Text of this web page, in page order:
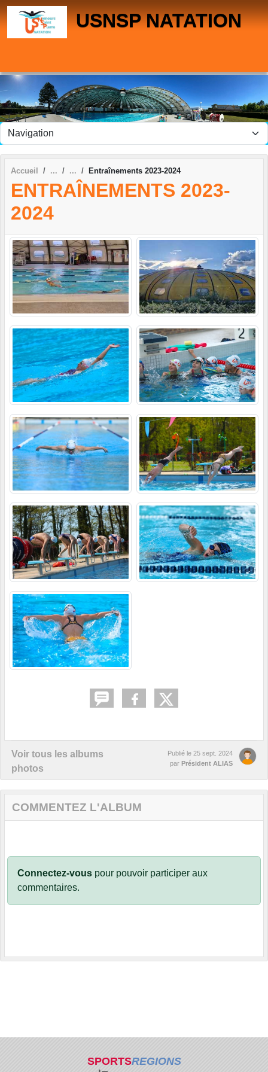
USNSP NATATION
Accueil Entraînements 2023-2024
ENTRAÎNEMENTS 2023-
2024
Voir tous les albums
photos
Publié le 25 sept. 2024
par Président ALIAS
COMMENTEZ L'ALBUM
Connectez-vous pour pouvoir participer aux
commentaires.
SPORTSREGIONS
Panneau de gestion des cookies